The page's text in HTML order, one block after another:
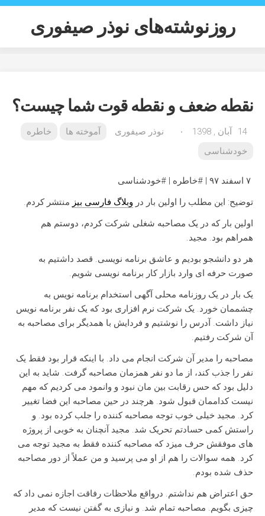
Skip
contentروزنوشته‌های نوذر صیفوری
نقطه ضعف و نقطه قوت شما چیست؟
14 آبان , 1398 ۰ نوذر صیفوری آموخته ها
خاطره
خودشناسی
توضیح: این مطلب را اولین بار در وبلاگ فارسی بیز منتشر کردم.
اولین بار که در یک مصاحبه شغلی شرکت کردم، دوستم هم
همراهم بود. مجید.
هر دو دانشجو بودیم و عاشق برنامه نویسی. قصد داشتیم به
صورت حرفه ای وارد بازار کار برنامه نویسی شویم.
یک بار در یک روزنامه محلی آگهی استخدام برنامه نویس به
چشممان خورد. یک شرکت نرم افزاری بود که یک نفر برنامه نویس
نیاز داشت. آدرس را نوشتیم و فردایش با همدیگر برای مصاحبه به
آن شرکت رفتیم.
مصاحبه را مدیر آن شرکت انجام می داد. با اینکه قرار بود فقط یک
نفر را جذب کند، از ما دو نفر همزمان مصاحبه گرفت. شاید به این
دلیل بود که حس رقابت بین مان نبود و وانمود می کردیم که مهم
نیست کداممان قبول شود. هرچند در حین مصاحبه این فضا تغییر
کرد. مجید خیلی خوب توجه مصاحبه کننده را جلب کرده بود. و
راستش کمی حسادتم تحریک شد. مجید آنچنان به خوبی از پروژه
های موفقش حرف میزد که مصاحبه کننده فقط به مجید توجه می
کرد. همه سوالات را هم از او می پرسید و من عملاً از دور مصاحبه
حذف شده بودم.
حق اعتراض هم نداشتم. درواقع ملاحظات رفاقت اجازه نمی داد که
چیزی بگویم. مصاحبه تمام شد. و نیازی به گفتن نیست که مدیر